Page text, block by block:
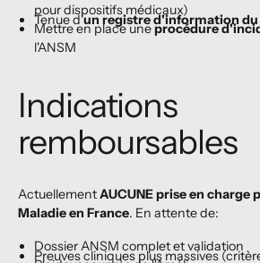
pour dispositifs médicaux)
Tenue d'un registre d'information
Mettre en place uneprocédure
l'ANSM
Indications
remboursables
ActuellementAUCUNE prise en charge
Maladie en France. En attente de:
Dossier ANSM complet et validation
Preuves cliniques plus massives